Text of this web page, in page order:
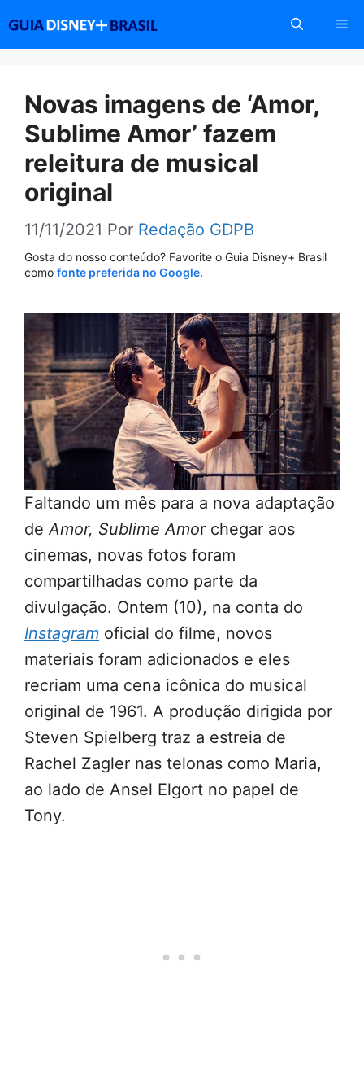
conteúdo
Novas imagens de ‘Amor,
Sublime Amor’ fazem
releitura de musical
original
11/11/2021 Por Redação GDPB
Gosta do nosso conteúdo? Favorite o Guia Disney+ Brasil
como fonte preferida no Google.
Faltando um mês para a nova adaptação
deAmor, Sublime Amor chegar aos
cinemas, novas fotos foram
compartilhadas como parte da
divulgação. Ontem (10), na conta do
Instagram oficial do filme, novos
materiais foram adicionados e eles
recriam uma cena icônica do musical
original de 1961. A produção dirigida por
Steven Spielberg traz a estreia de
Rachel Zagler nas telonas como Maria,
ao lado de Ansel Elgort no papel de
Tony.